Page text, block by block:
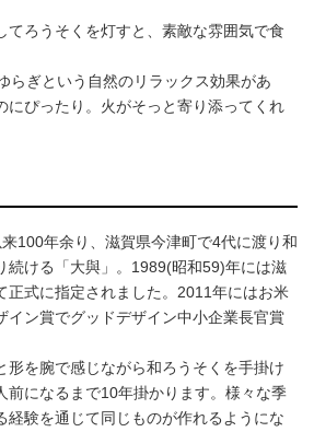
てろうそくを灯すと、素敵な雰囲気で食
らぎという自然のリラックス効果があ
にぴったり。火がそっと寄り添ってくれ
100年余り、滋賀県今津町で4代に渡り和
続ける「大與」。1989(昭和59)年には滋
正式に指定されました。2011年にはお米
イン賞でグッドデザイン中小企業長官賞
形を腕で感じながら和ろうそくを手掛け
前になるまで10年掛かります。様々な季
経験を通じて同じものが作れるようにな